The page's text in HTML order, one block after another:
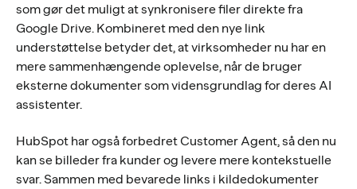
som gør det muligt at synkronisere filer direkte fra
Google Drive. Kombineret med den nye link
understøttelse betyder det, at virksomheder nu har en
mere sammenhængende oplevelse, når de bruger
eksterne dokumenter som vidensgrundlag for deres AI
assistenter.
HubSpot har også forbedret Customer Agent, så den nu
kan se billeder fra kunder og levere mere kontekstuelle
svar. Sammen med bevarede links i kildedokumenter